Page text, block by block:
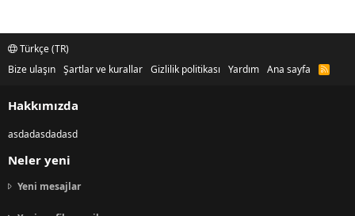
Türkçe (TR)
Bize ulaşın Şartlar ve kurallar Gizlilik politikası Yardım Ana sayfa
R
Hakkımızda
asdadasdadasd
Neler yeni
Yeni mesajlar